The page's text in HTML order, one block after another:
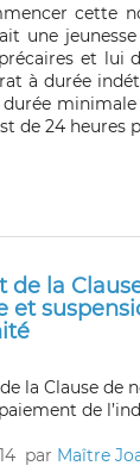
cette
une
et lui
à durée
durée
de 24 heures
de la
et
par Maître